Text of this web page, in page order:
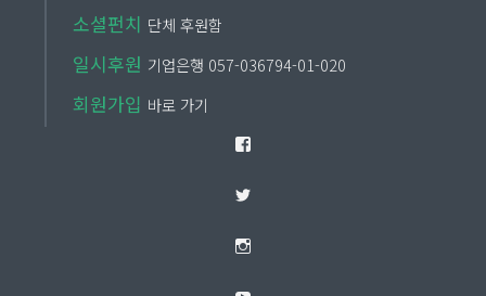
소셜펀치 단체 후원함
일시후원 기업은행 057-036794-01-020
회원가입 바로 가기
Facebook
Twitter
Instagram